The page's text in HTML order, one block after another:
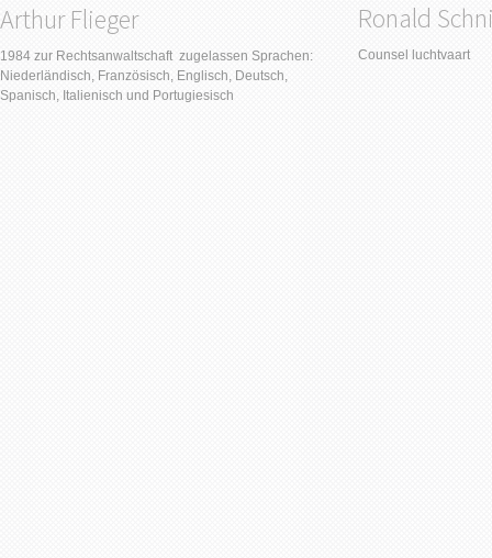
Arthur Flieger
1984 zur Rechtsanwaltschaft zugelassen Sprachen:
Niederländisch, Französisch, Englisch, Deutsch,
Spanisch, Italienisch und Portugiesisch
Ronald
Counsel luchtvaart